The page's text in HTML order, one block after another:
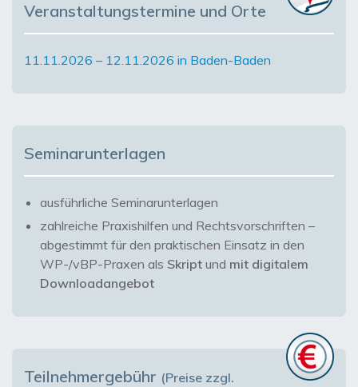
Veranstaltungstermine und Orte
11.11.2026 – 12.11.2026 in Baden-Baden
Seminarunterlagen
ausführliche Seminarunterlagen
zahlreiche Praxishilfen und Rechtsvorschriften –
abgestimmt für den praktischen Einsatz in den
WP-/vBP-Praxen als Skript und mit digitalem
Downloadangebot
Teilnehmergebühr (Preise zzgl.